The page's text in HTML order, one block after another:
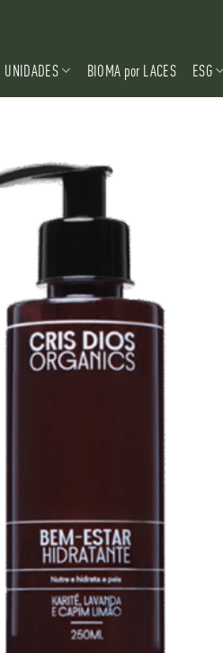
UNIDADES BIOMA por LACES ESG